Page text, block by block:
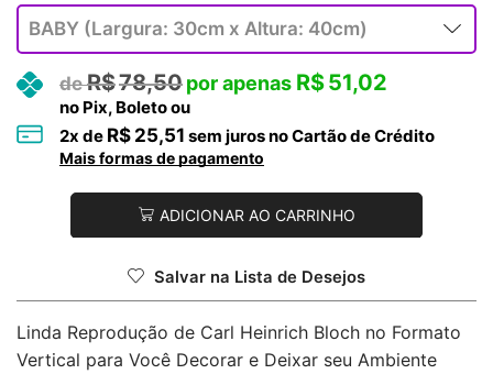
R$78,50 R$51,02
no Pix, Boleto ou
2x de R$ 25,51 sem juros no Cartão de Crédito
Mais formas de pagamento
ADICIONAR AO CARRINHO
Salvar na Lista de Desejos
Linda Reprodução de Carl Heinrich Bloch no Formato
Vertical para Você Decorar e Deixar seu Ambiente